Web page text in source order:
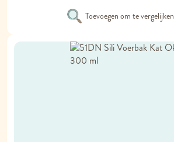
Toevoegen om te vergelijken